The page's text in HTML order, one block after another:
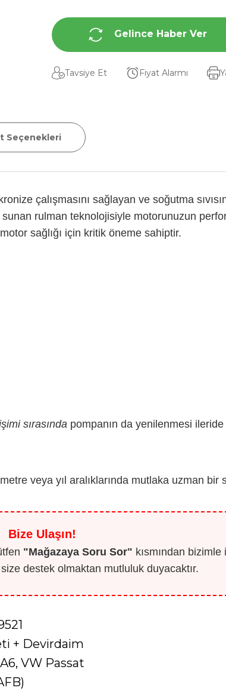
Gelince Haber Ver
Tavsiye Et Fiyat Alarmı
Seçenekleri
çalışmasını sağlayan ve soğutma
rulman teknolojisiyle motorunuzun
motor sağlığı için kritik öneme sahiptir.
sırasında pompanın da yenilenmesi
veya yıl aralıklarında mutlaka uzman bir
Bize Ulaşın!
"Mağazaya Soru Sor" kısmından bizimle
destek olmaktan mutluluk duyacaktır.
+ Devirdaim
VW Passat